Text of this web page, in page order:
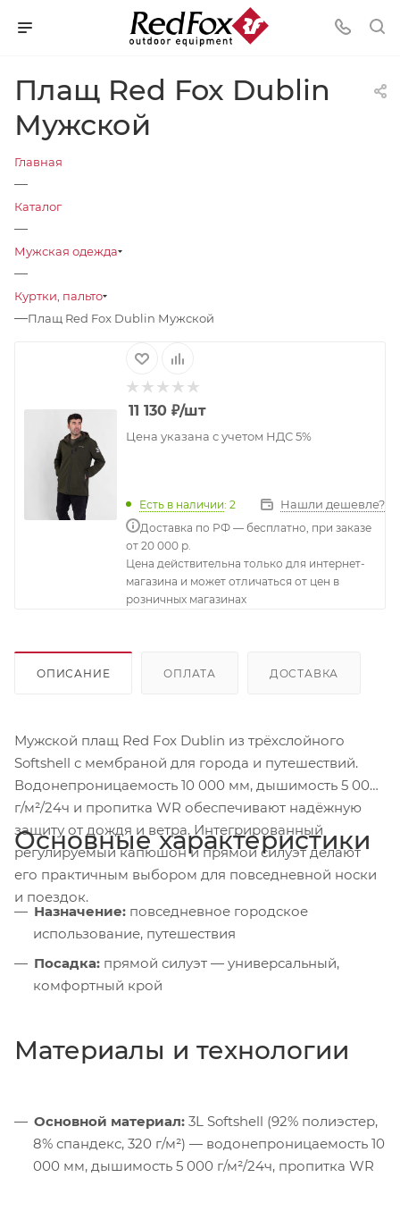
Плащ Red Fox Dublin
Мужской
Главная
—
Каталог
—
Мужская одежда
—
Куртки, пальто
—Плащ Red Fox Dublin Мужской
11 130 ₽/шт
Цена указана с учетом НДС 5%
Есть в наличии: 2 Нашли дешевле?
Доставка по РФ — бесплатно, при заказе
от 20 000 р.
Цена действительна только для интернет-
магазина и может отличаться от цен в
розничных магазинах
ОПИСАНИЕ ОПЛАТА ДОСТАВКА
Мужской плащ Red Fox Dublin из трёхслойного
Softshell с мембраной для города и путешествий.
Водонепроницаемость 10 000 мм, дышимость 5 000
г/м²/24ч и пропитка WR обеспечивают надёжную
защиту от дождя и ветра. Интегрированный
регулируемый капюшон и прямой силуэт делают
его практичным выбором для повседневной носки
и поездок.
Основные характеристики
Назначение: повседневное городское
использование, путешествия
Посадка: прямой силуэт — универсальный,
комфортный крой
Материалы и технологии
Основной материал: 3L Softshell (92% полиэстер,
8% спандекс, 320 г/м²) — водонепроницаемость 10
000 мм, дышимость 5 000 г/м²/24ч, пропитка WR